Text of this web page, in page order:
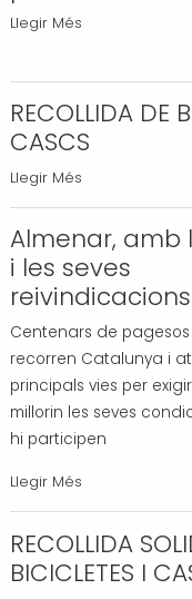
Almenar
Carnaval
amb
propostes
per
a
tothom
-
Llegir Més
RECOLLIDA DE
CASCS
RECOLLIDA
DE
BICICLETES
I
CASCS
-
Llegir Més
Almenar, amb
i les seves
reivindicacions
Centenars de
recorren Catalunya i
principals vies per
millorin les seves
hi participen
Almenar,
amb
la
pagesia
Llegir Més
RECOLLIDA
BICICLETES I